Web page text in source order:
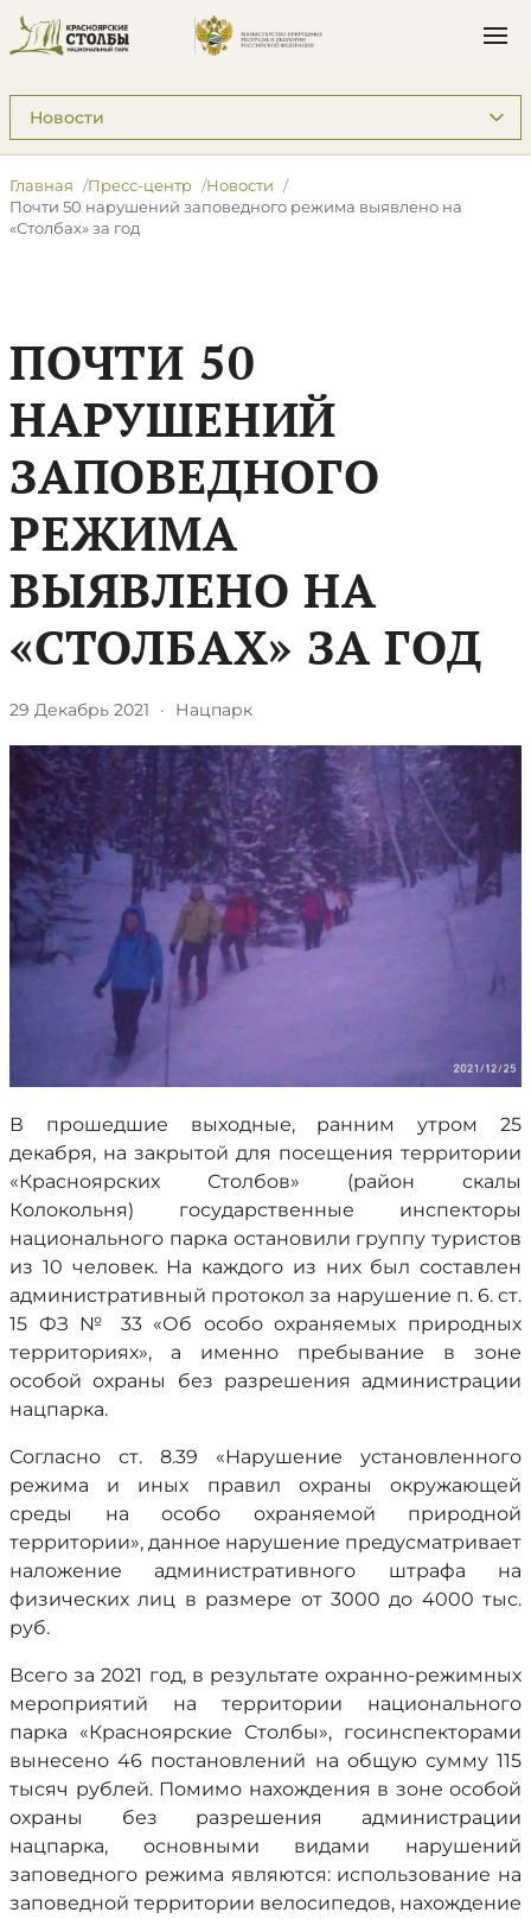
Подразделы: Пресс-центр
Главная Пресс-центр
Новости
Почти 50 нарушений заповедного режима выявлено на
«Столбах» за год
ПОЧТИ 50
НАРУШЕНИЙ
ЗАПОВЕДНОГО
РЕЖИМА
ВЫЯВЛЕНО НА
«СТОЛБАХ» ЗА ГОД
29 Декабрь 2021 · Нацпарк
В прошедшие выходные, ранним утром 25
декабря, на закрытой для посещения территории
«Красноярских Столбов» (район скалы
Колокольня) государственные инспекторы
национального парка остановили группу туристов
из 10 человек. На каждого из них был составлен
административный протокол за нарушение п. 6. ст.
15 ФЗ № 33 «Об особо охраняемых природных
территориях», а именно пребывание в зоне
особой охраны без разрешения администрации
нацпарка.
Согласно ст. 8.39 «Нарушение установленного
режима и иных правил охраны окружающей
среды на особо охраняемой природной
территории», данное нарушение предусматривает
наложение административного штрафа на
физических лиц в размере от 3000 до 4000 тыс.
руб.
Всего за 2021 год, в результате охранно-режимных
мероприятий на территории национального
парка «Красноярские Столбы», госинспекторами
вынесено 46 постановлений на общую сумму 115
тысяч рублей. Помимо нахождения в зоне особой
охраны без разрешения администрации
нацпарка, основными видами нарушений
заповедного режима являются: использование на
заповедной территории велосипедов, нахождение